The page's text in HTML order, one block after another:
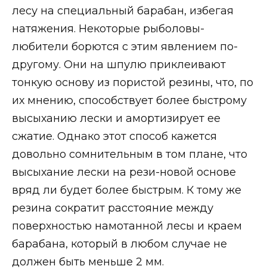
лесу на специальный барабан, избегая
натяжения. Некоторые рыболовы-
любители борются с этим явлением по-
другому. Они на шпулю приклеивают
тонкую основу из пористой резины, что, по
их мнению, способствует более быстрому
высыханию лески и амортизирует ее
сжатие. Однако этот способ кажется
довольно сомнительным в том плане, что
высыхание лески на рези-новой основе
вряд ли будет более быстрым. К тому же
резина сократит расстояние между
поверхностью намотанной лесы и краем
барабана, который в любом случае не
должен быть меньше 2 мм.